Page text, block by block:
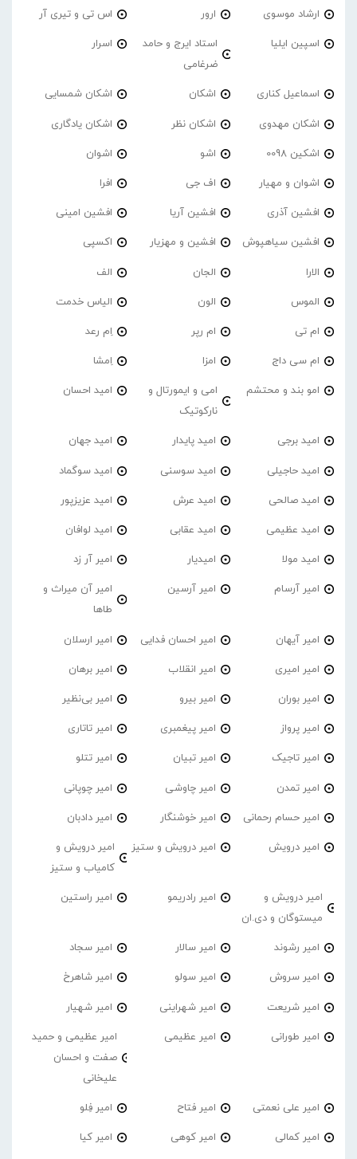
ارشاد موسوی ارور اس تی و تیری آر
اسپین ایلیا
استاد ایرج و حامد
ضرغامی
اسرار
اسماعیل کناری اشکان اشکان شمسایی
اشکان مهدوی اشکان نظر اشکان یادگاری
اشکین 0098 اشو اشوان
اشوان و مهیار اف جی افرا
افشین آذری افشین آریا افشین امینی
افشین سیاهپوش افشین و مهزیار اکسپی
الارا الجان الف
الموس الون الیاس خدمت
ام تی ام رپر اِم رعد
ام سی داج امزا اِمشا
امو بند و محتشم
امی و ایمورتال و
نارکوتیک
امید احسان
امید برجی امید پایدار امید جهان
امید حاجیلی امید سوسنی امید سوگماد
امید صالحی امید عرش امید عزیزپور
امید عظیمی امید عقابی امید لوافان
امید مولا امیدیار امیر آر زد
امیر آرسام امیر آرسین
امیر آن میراث و
طاها
امیر آیهان امیر احسان فدایی امیر ارسلان
امیر امیری امیر انقلاب امیر برهان
امیر‌ بوران امیر بیرو امیر بی‌نظیر
امیر پرواز امیر پیغمبری امیر تاتاری
امیر تاجیک امیر تبیان امیر تتلو
امیر تمدن امیر چاوشی امیر چوپانی
امیر حسام رحمانی امیر خوشنگار امیر دادبان
امیر درویش امیر درویش و ستیز
امیر درویش و
کامیاب و ستیز
امیر درویش و
میستوگان و دی.ان
امیر رادریمو امیر راستین
امیر رشوند امیر سالار امیر سجاد
امیر سروش امیر سولو امیر شاهرخ
امیر شریعت امیر شهراینی امیر شهیار
امیر طورانی امیر عظیمی
امیر عظیمی و حمید
صفت و احسان
علیخانی
امیر علی نعمتی امیر فتاح امیر فِلو
امیر کمالی امیر کوهی امیر کیا